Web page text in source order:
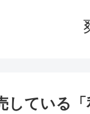
している